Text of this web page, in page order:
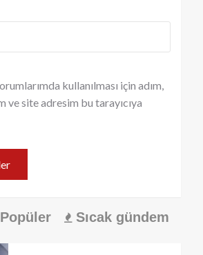
kullanılması için adım,
ve site adresim bu tarayıcıya
Sıcak gündem